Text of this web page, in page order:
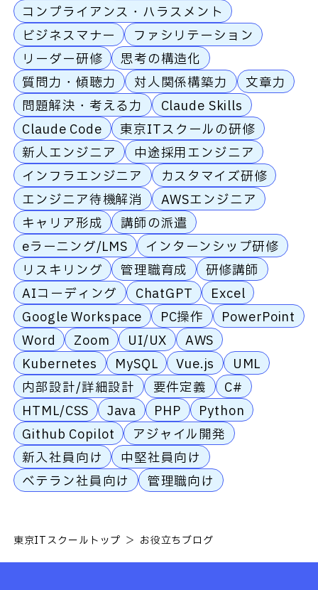
コンプライアンス・ハラスメント
ビジネスマナー
ファシリテーション
リーダー研修
思考の構造化
質問力・傾聴力
対人関係構築力
文章力
問題解決・考える力
Claude Skills
Claude Code
東京ITスクールの研修
新人エンジニア
中途採用エンジニア
インフラエンジニア
カスタマイズ研修
エンジニア待機解消
AWSエンジニア
キャリア形成
講師の派遣
eラーニング/LMS
インターンシップ研修
リスキリング
管理職育成
研修講師
AIコーディング
ChatGPT
Excel
Google Workspace
PC操作
PowerPoint
Word
Zoom UI/UX
AWS
Kubernetes
MySQL Vue.js
UML
内部設計/詳細設計
要件定義
C#
HTML/CSS
Java PHP
Python
Github Copilot
アジャイル開発
新入社員向け
中堅社員向け
ベテラン社員向け
管理職向け
東京ITスクールトップ お役立ちブログ